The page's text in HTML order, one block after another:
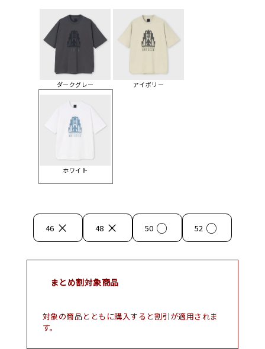
ダークグレー アイボリー
ホワイト
46 × 48 × 50 ○ 52 ○
まとめ割対象商品
対象の商品とともに購入すると割引が適用されま
す。